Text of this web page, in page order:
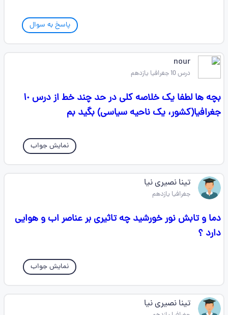
پاسخ به سوال
nour
درس 10 جغرافیا یازدهم
بچه ها لطفا یک خلاصه کلی در حد چند خط از درس ۱٠
جغرافیا(کشور، یک ناحیه سیاسی) بگید بم
نمایش جواب
تینا نصیری نیا
جغرافیا یازدهم
دما و تابش نور خورشید چه تاثیری بر عناصر اب و هوایی
دارد ؟
نمایش جواب
تینا نصیری نیا